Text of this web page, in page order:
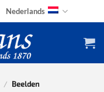
Nederlands
/ Beelden